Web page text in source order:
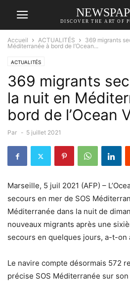
DISCOVER THE ART OF
Accueil ACTUALITÉS
369 migrants
Méditerranée à bord de l’Ocean...
ACTUALITÉS
369 migrants
la nuit en
bord de l’Ocean
Par - 5 juillet 2021
Marseille, 5 juil 2021 (AFP) –
secours en mer de SOS
Méditerranée dans la nuit de
nouveaux migrants après une
secours en quelques jours, a-t-on
Le navire compte désormais 572
précise SOS Méditerranée sur